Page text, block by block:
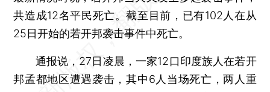
共造成12名平民死亡。截至目前，已有102人在从
25日开始的若开邦袭击事件中死亡。
通报说，27日凌晨，一家12口印度族人在若开
邦孟都地区遭遇袭击，其中6人当场死亡，两人重